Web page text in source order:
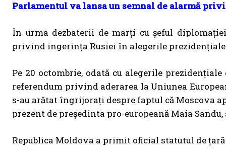
Parlamentul va lansa un semnal de alarmă
În urma dezbaterii de marți cu șeful
privind ingerința Rusiei în alegerile
Pe 20 octombrie, odată cu alegerile
referendum privind aderarea la Uniunea
s-au arătat îngrijorați despre faptul că Moscova
prezent de președinta pro-europeană Maia
Republica Moldova a primit oficial statutul de